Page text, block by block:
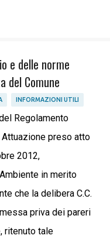
e delle norme
del Comune
INFORMAZIONI UTILI
Regolamento
preso atto
2012,
in merito
che la delibera C.C.
priva dei pareri
ritenuto tale